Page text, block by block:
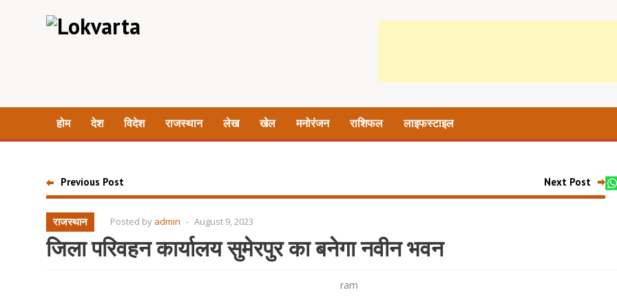
होम देश विदेश राजस्थान लेख खेल मनोरंजन राशिफल लाइफस्टाइल
Previous Post Next Post
राजस्थान Posted by admin - August 9, 2023
जिला परिवहन कार्यालय सुमेरपुर का बनेगा नवीन भवन
ram